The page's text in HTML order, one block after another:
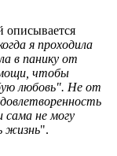
описывается
я проходила
в панику от
чтобы
любовь". Не от
не могу
жизнь".